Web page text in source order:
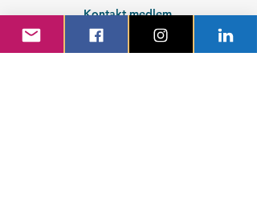
Kontakt medlem
Kontakt företag